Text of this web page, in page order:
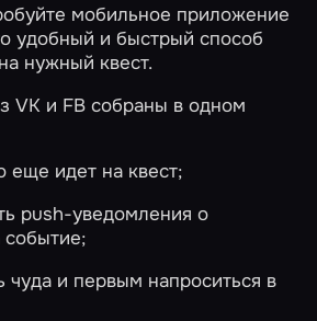
мобильное приложение
удобный и быстрый способ
нужный квест.
VK и FB собраны в одном
еще идет на квест;
push-уведомления о
и первым напроситься в